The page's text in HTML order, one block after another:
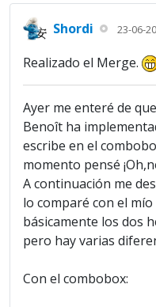
Shordi 23-06-
Realizado el Merge.
Ayer me enteré de
Benoît ha
escribe en el
momento pensé
A continuación me
lo comparé con el
básicamente los dos
pero hay varias
Con el combobox: